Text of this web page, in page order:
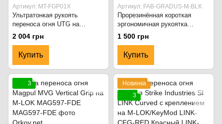
Артикул: MT-FGP01X
Ультратонкая рукоять
переноса огня UTG на
Picatinny MT-FGP01X чёрная
2 004 грн
Купить
Артикул: FAB-GRADUS-M-BLK
Прорезинённая короткая
эргономичная рукоятка
переноса огня FAB Defense
GRADUS-M на M-LOK.
Чёрный
1 500 грн
Купить
3
Новинка
3